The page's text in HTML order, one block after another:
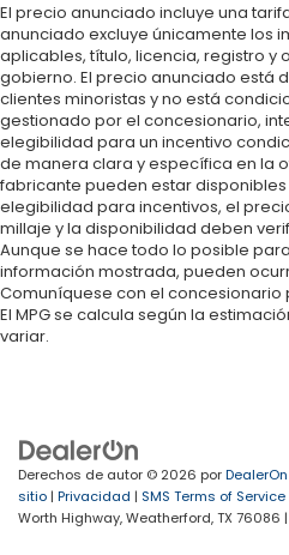
El precio anunciado incluye una
anunciado excluye únicamente los
aplicables, título, licencia, registro y
gobierno. El precio anunciado está
clientes minoristas y no está
gestionado por el concesionario,
elegibilidad para un incentivo
de manera clara y específica en la
fabricante pueden estar
elegibilidad para incentivos, el
millaje y la disponibilidad deben
Aunque se hace todo lo posible
información mostrada, pueden
Comuníquese con el
El MPG se calcula según la
variar.
Derechos de autor © 2026 porDealerOn
sitio | Privacidad | SMS Terms of Service
Worth Highway,Weatherford,TX76086